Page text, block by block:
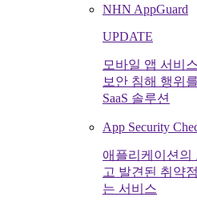
NHN AppGuard
UPDATE
모바일 앱 서비
보안 침해 행위
SaaS 솔루션
App Security
애플리케이션의
고 발견된 취약
는 서비스